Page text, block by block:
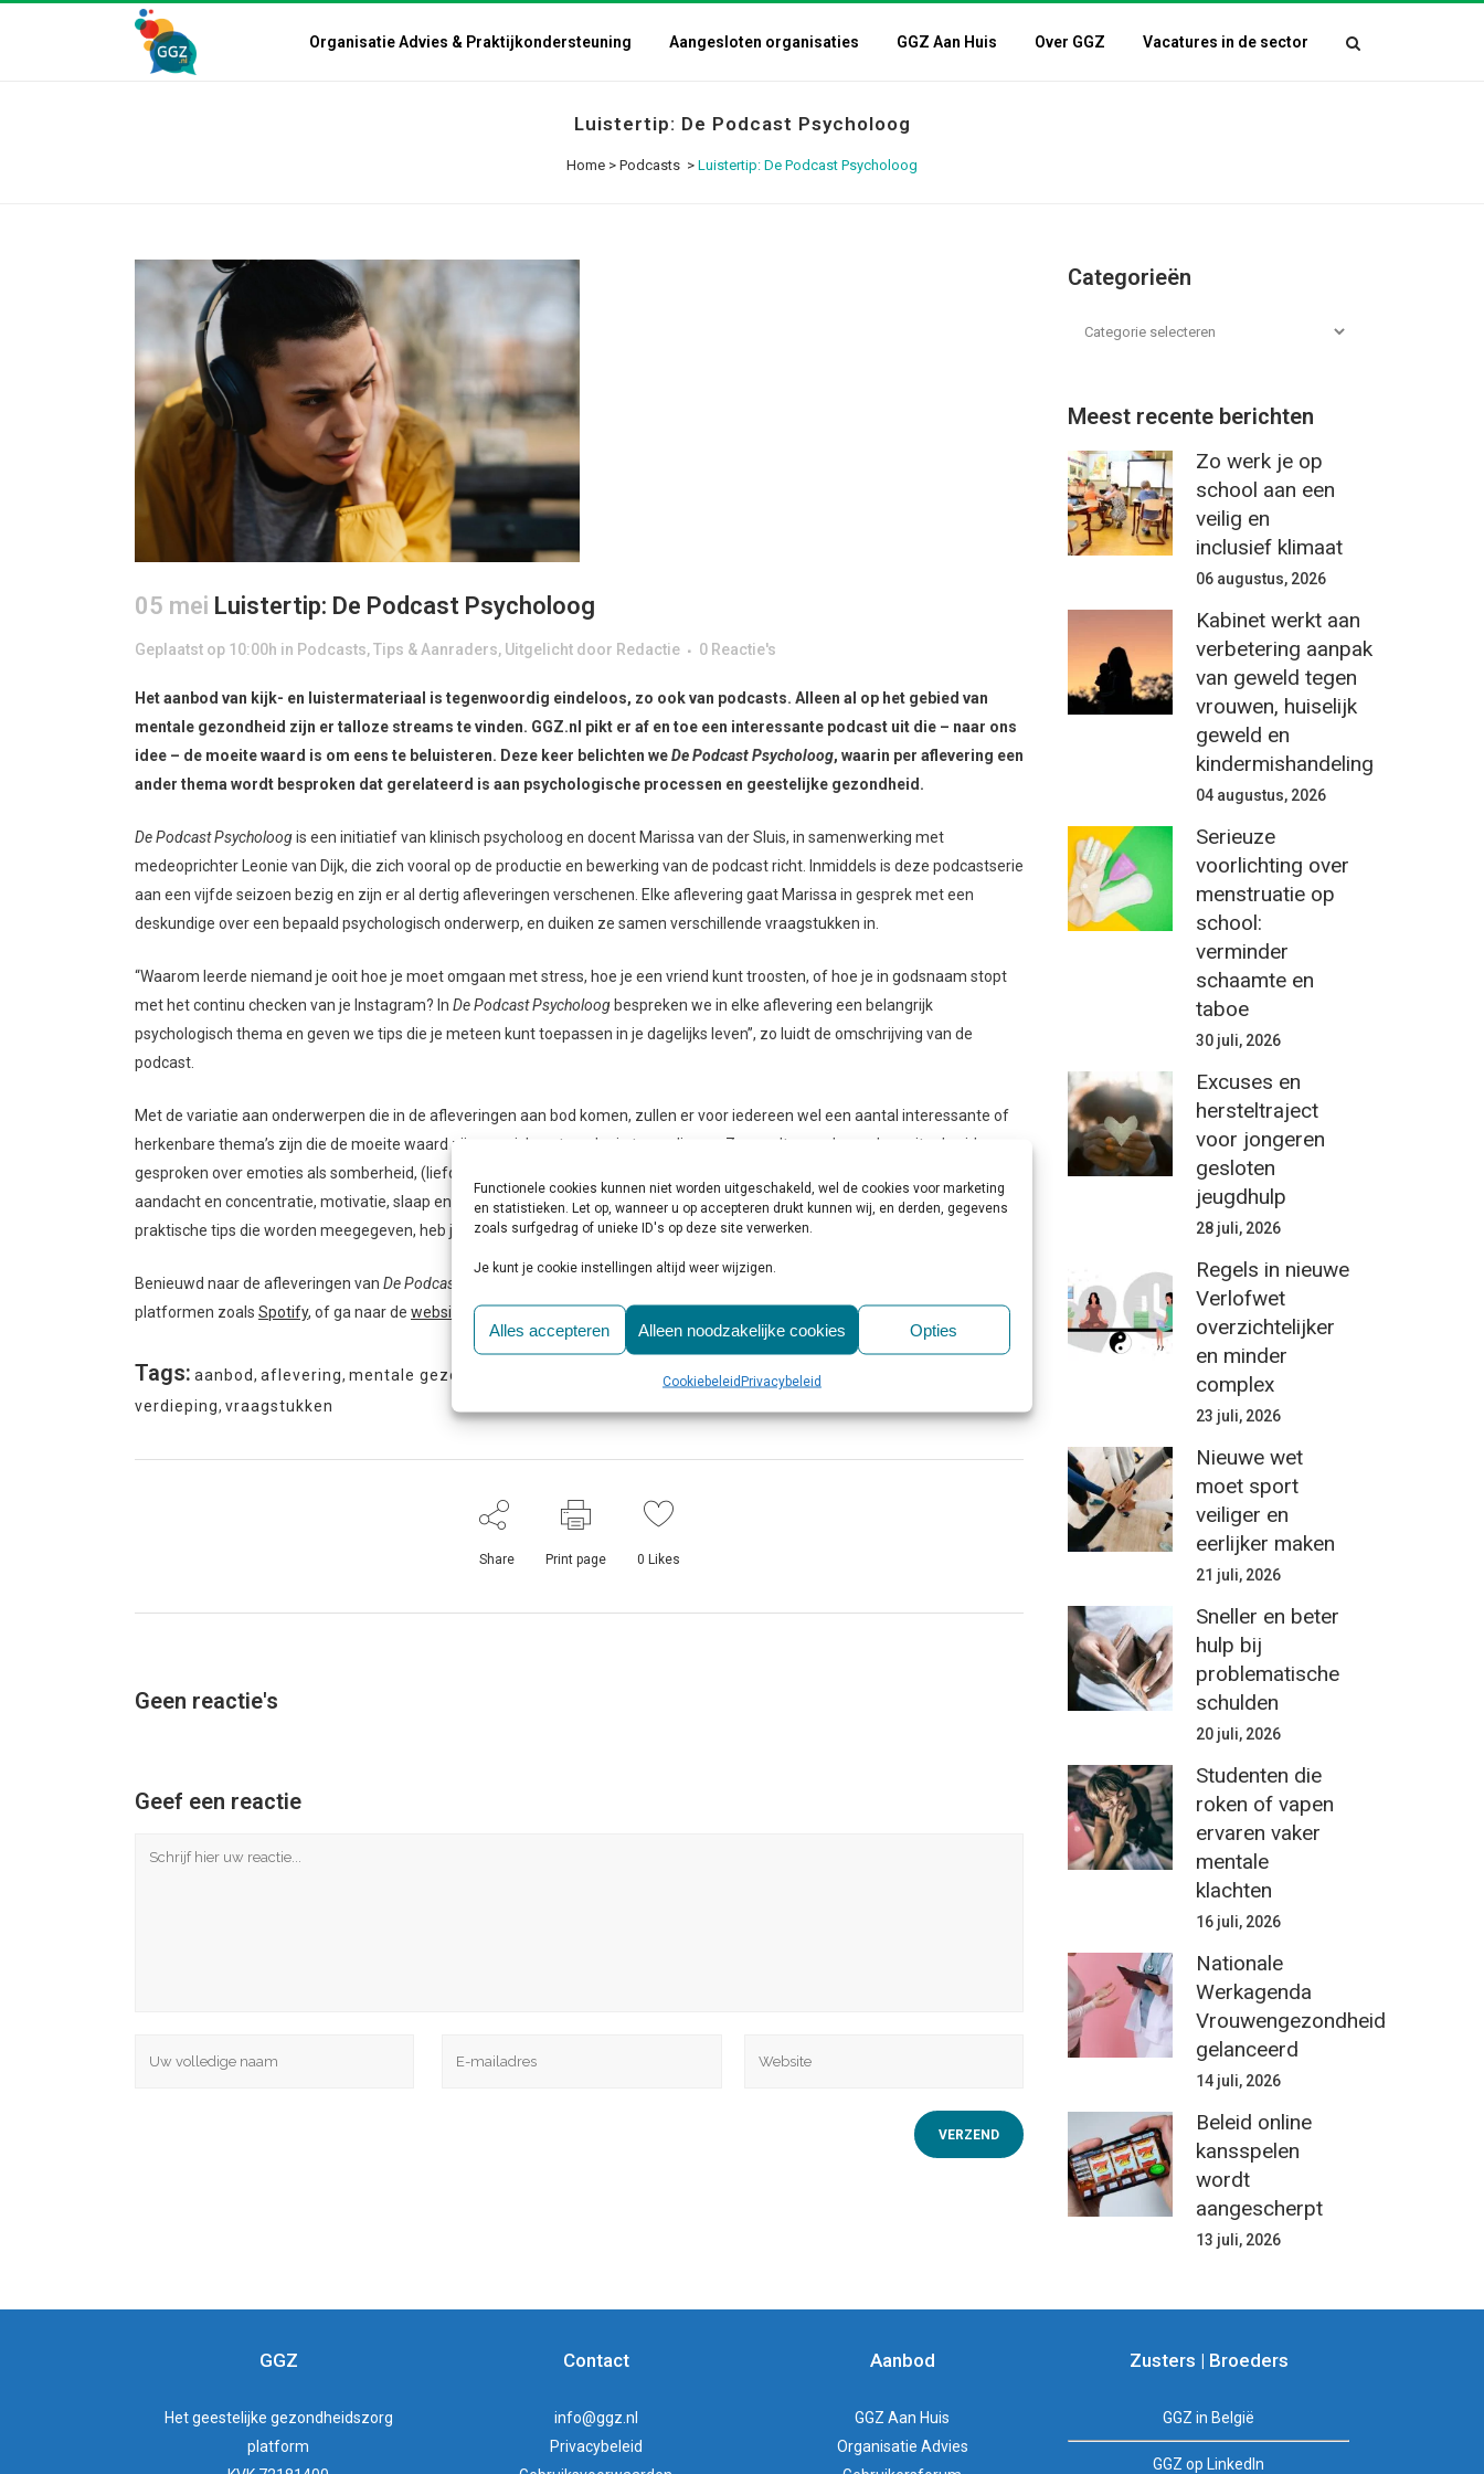
Functionele cookies kunnen niet worden uitgeschakeld, wel de cookies voor marketing
en statistieken. Let op, wanneer u op accepteren drukt kunnen wij, en derden, gegevens
zoals surfgedrag of unieke ID's op deze site verwerken.
Je kunt je cookie instellingen altijd weer wijzigen.
Alles accepteren Alleen noodzakelijke cookies Opties
CookiebeleidPrivacybeleid
Organisatie Advies & Praktijkondersteuning Aangesloten organisaties GGZ Aan Huis Over GGZ Vacatures in de sector
Luistertip: De Podcast Psycholoog
Home > Podcasts > Luistertip: De Podcast Psycholoog
05 mei Luistertip: De Podcast Psycholoog
Geplaatst op 10:00h in Podcasts,Tips & Aanraders, Uitgelicht door Redactie 0 Reactie's
Het aanbod van kijk- en luistermateriaal is tegenwoordig eindeloos, zo ook van podcasts. Alleen al op het gebied van
mentale gezondheid zijn er talloze streams te vinden. GGZ.nl pikt er af en toe een interessante podcast uit die – naar ons
idee – de moeite waard is om eens te beluisteren. Deze keer belichten weDe Podcast Psycholoog, waarin per aflevering een
ander thema wordt besproken dat gerelateerd is aan psychologische processen en geestelijke gezondheid.
De Podcast Psycholoogis een initiatief van klinisch psycholoog en docent Marissa van der Sluis, in samenwerking met
medeoprichter Leonie van Dijk, die zich vooral op de productie en bewerking van de podcast richt. Inmiddels is deze podcastserie
aan een vijfde seizoen bezig en zijn er al dertig afleveringen verschenen. Elke aflevering gaat Marissa in gesprek met een
deskundige over een bepaald psychologisch onderwerp, en duiken ze samen verschillende vraagstukken in.
“Waarom leerde niemand je ooit hoe je moet omgaan met stress, hoe je een vriend kunt troosten, of hoe je in godsnaam stopt
met het continu checken van je Instagram? In De Podcast Psycholoog bespreken we in elke aflevering een belangrijk
psychologisch thema en geven we tips die je meteen kunt toepassen in je dagelijks leven”, zo luidt de omschrijving van de
podcast.
Met de variatie aan onderwerpen die in de afleveringen aan bod komen, zullen er voor iedereen wel een aantal interessante of
herkenbare thema’s zijn die de moeite waard zijn om zich wat verder in te verdiepen. Zo wordt er onder andere uitgebreid
gesproken over emoties als somberheid, (liefdes)verdriet, boosheid en angst, maar gaat het ook over onderwerpen als
aandacht en concentratie, motivatie, slaap en (lucide) dromen, creativiteit, gewoontes veranderen en keuzes maken. Met de
praktische tips die worden meegegeven, heb je als luisteraar ook gelijk enkele handvatten om je eigen situatie te verbeteren.
Benieuwd naar de afleveringen van De Podcast Psycholoog
platformen zoals Spotify, of ga naar de website vanDe Podcast Psycholoog voor meer informatie en extra aanbod.
Tags: aanbod, aflevering, mentale gezondheid podcastserie,psycholoog,thema
verdieping, vraagstukken
Share Print page 0 Likes
Geen reactie's
Geef een reactie
Categorieën
Meest recente berichten
Zo werk je op
school aan een
veilig en
inclusief klimaat
06 augustus, 2026
Kabinet werkt aan
verbetering aanpak
van geweld tegen
vrouwen, huiselijk
geweld en
kindermishandeling
04 augustus, 2026
Serieuze
voorlichting over
menstruatie op
school:
verminder
schaamte en
taboe
30 juli, 2026
Excuses en
hersteltraject
voor jongeren
gesloten
jeugdhulp
28 juli, 2026
Regels in nieuwe
Verlofwet
overzichtelijker
en minder
complex
23 juli, 2026
Nieuwe wet
moet sport
veiliger en
eerlijker maken
21 juli, 2026
Sneller en beter
hulp bij
problematische
schulden
20 juli, 2026
Studenten die
roken of vapen
ervaren vaker
mentale
klachten
16 juli, 2026
Nationale
Werkagenda
Vrouwengezondheid
gelanceerd
14 juli, 2026
Beleid online
kansspelen
wordt
aangescherpt
13 juli, 2026
GGZ
Hetgeestelijke gezondheidszorg
platform
Contact
info@ggz.nl
Privacybeleid
Aanbod
GGZ Aan Huis
Organisatie Advies
Zusters | Broeders
GGZ in België
GGZ op LinkedIn